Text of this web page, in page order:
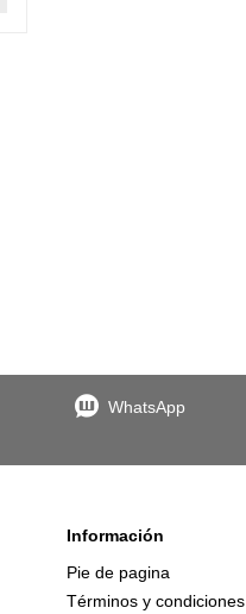
WhatsApp
Información
Pie de pagina
Términos y condiciones